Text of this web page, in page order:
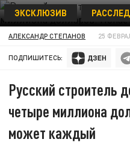
ЭКСКЛЮЗИВ
АЛЕКСАНДР СТЕПАНОВ 25
ПОДПИШИТЕСЬ:
Русский строитель
четыре миллиона
может каждый